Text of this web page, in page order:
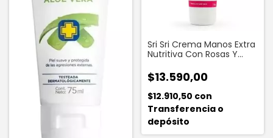
Sri Sri Crema Manos Extra
Nutritiva Con Rosas Y
$13.590,00
$12.910,50 con
Transferencia o
depósito